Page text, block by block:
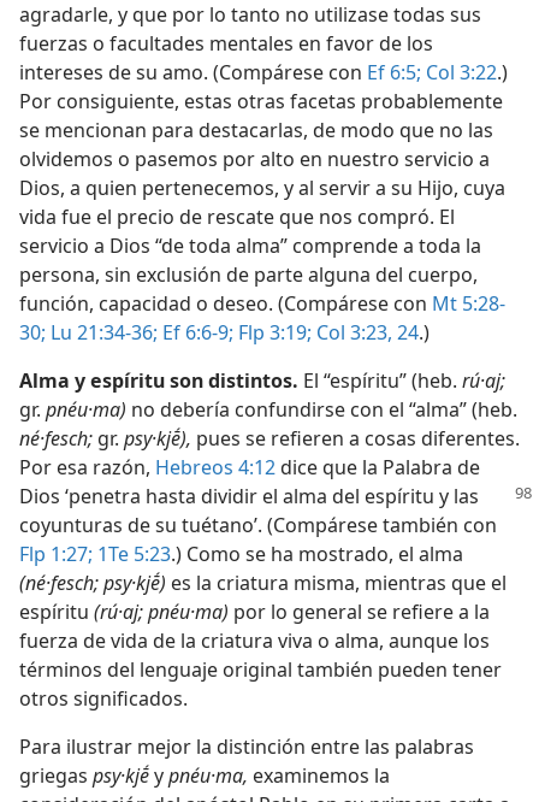
agradarle, y que por lo tanto no utilizase todas sus
fuerzas o facultades mentales en favor de los
intereses de su amo. (Compárese con Ef 6:5; Col 3:22.)
Por consiguiente, estas otras facetas probablemente
se mencionan para destacarlas, de modo que no las
olvidemos o pasemos por alto en nuestro servicio a
Dios, a quien pertenecemos, y al servir a su Hijo, cuya
vida fue el precio de rescate que nos compró. El
servicio a Dios “de toda alma” comprende a toda la
persona, sin exclusión de parte alguna del cuerpo,
función, capacidad o deseo. (Compárese con Mt 5:28-
30; Lu 21:34-36; Ef 6:6-9; Flp 3:19; Col 3:23, 24.)
Alma y espíritu son distintos. El “espíritu” (heb. rú·aj;
gr. pnéu·ma) no debería confundirse con el “alma” (heb.
né·fesch; gr. psy·kjḗ), pues se refieren a cosas diferentes.
Por esa razón, Hebreos 4:12dice que la Palabra de
Dios ‘penetra hasta dividir el alma del espíritu y las
coyunturas de su tuétano’. (Compárese también con
Flp 1:27; 1Te 5:23.) Como se ha mostrado, el alma
(né·fesch; psy·kjḗ) es la criatura misma, mientras que el
espíritu (rú·aj; pnéu·ma) por lo general se refiere a la
fuerza de vida de la criatura viva o alma, aunque los
términos del lenguaje original también pueden tener
otros significados.
Para ilustrar mejor la distinción entre las palabras
griegas psy·kjḗypnéu·ma, examinemos la